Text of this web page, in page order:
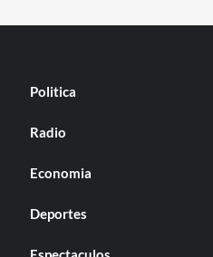
Politica
Radio
Economia
Deportes